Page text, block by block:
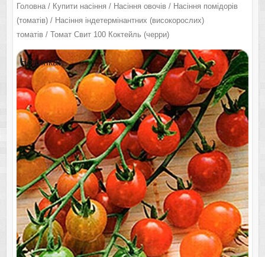
Головна/ Купити насіння / Насіння овочів/ Насіння помідорів
(томатів)/ Насіння індетермінантних (високорослих)
томатів/ Томат Свит 100 Коктейль (черри)
Новинка!